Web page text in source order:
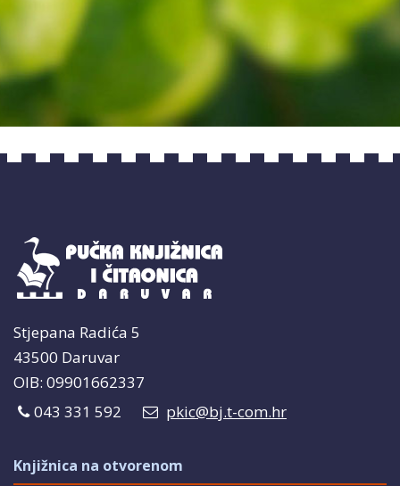
Stjepana Radića 5
43500 Daruvar
OIB: 09901662337
043 331 592
pkic@bj.t-com.hr
Knjižnica na otvorenom